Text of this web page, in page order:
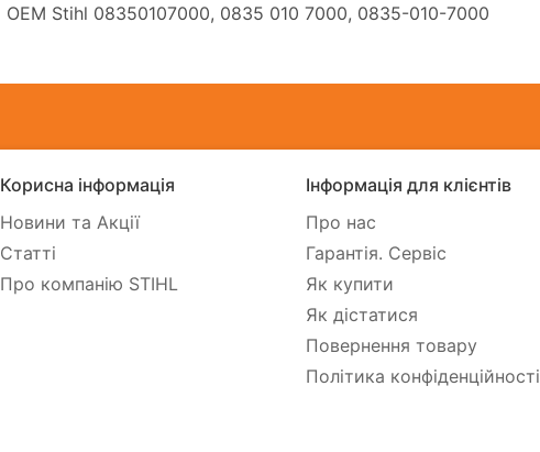
OEM Stihl 08350107000, 0835 010 7000, 0835-010-7000
Корисна інформація
Новини та Акції
Статті
Про компанію STIHL
Інформація для клієнтів
Про нас
Гарантія. Сервіс
Як купити
Як дістатися
Повернення товару
Політика конфіденційності